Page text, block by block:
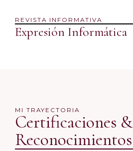
REVISTA INFORMATIVA
Expresión Informática
MI TRAYECTORIA
Certificaciones &
Reconocimientos